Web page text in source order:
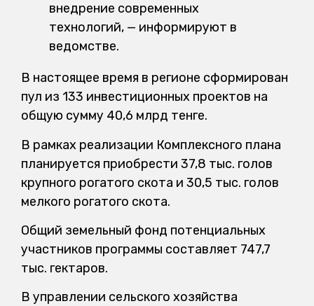
внедрение современных
технологий, — информируют в
ведомстве.
В настоящее время в регионе сформирован
пул из 133 инвестиционных проектов на
общую сумму 40,6 млрд тенге.
В рамках реализации Комплексного плана
планируется приобрести 37,8 тыс. голов
крупного рогатого скота и 30,5 тыс. голов
мелкого рогатого скота.
Общий земельный фонд потенциальных
участников программы составляет 747,7
тыс. гектаров.
В управлении сельского хозяйства